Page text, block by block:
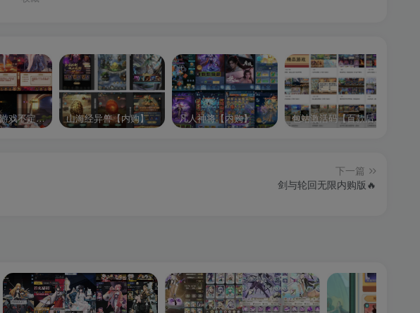
几十款免费游戏不定时更新自行测试 山海经异兽【内购】 凡人神将【内购】 包站激活码【百款后台游戏】
下一篇
剑与轮回无限内购版🔥